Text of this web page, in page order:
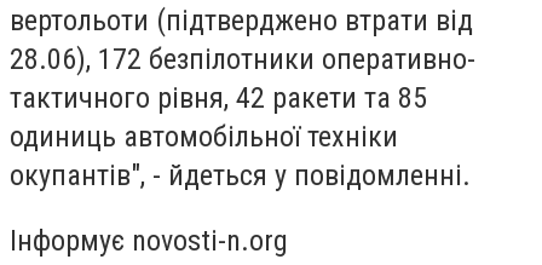
вертольоти (підтверджено втрати від
28.06), 172 безпілотники оперативно-
тактичного рівня, 42 ракети та 85
одиниць автомобільної техніки
окупантів", - йдеться у повідомленні.
Інформує novosti-n.org